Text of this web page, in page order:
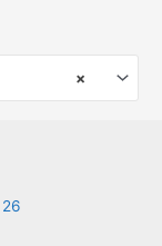
×